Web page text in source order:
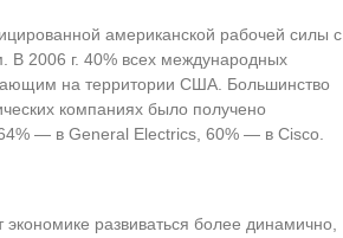
американской рабочей силы с
В 2006 г. 40% всех международных
на территории США. Большинство
компаниях было получено
— в General Electrics, 60% — в Cisco.
развиваться более динамично,